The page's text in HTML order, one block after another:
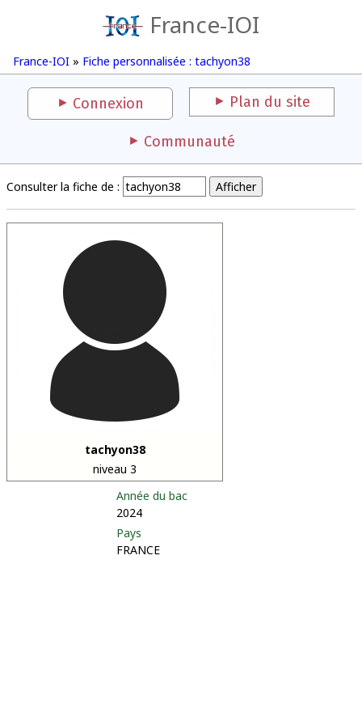
France-IOI
France-IOI » Fiche personnalisée : tachyon38
Connexion Plan du site
Communauté
Consulter la fiche de :
tachyon38
niveau 3
Année du bac
2024
Pays
FRANCE